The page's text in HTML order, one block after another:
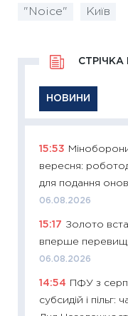
"Noice" Київ
НОВИНИ
СТРІЧКА
15:53
вересня:
для подання
06.08.2026
15:17 Золото
вперше
06.08.2026
14:54
ПФУ з
субсидій і пільг: